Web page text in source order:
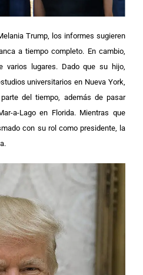
Trump, los informes sugieren
a tiempo completo. En cambio,
varios lugares. Dado que su hijo,
universitarios en Nueva York,
del tiempo, además de pasar
a-Lago en Florida. Mientras que
con su rol como presidente, la